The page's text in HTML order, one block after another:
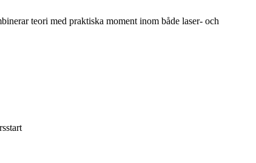
teori med praktiska moment inom både laser- och